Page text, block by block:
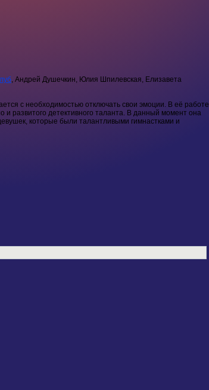
, Андрей Душечкин, Юлия Шпилевская, Елизавета
с необходимостью отключать свои эмоции. В её работе
и развитого детективного таланта. В данный момент она
которые были талантливыми гимнастками и